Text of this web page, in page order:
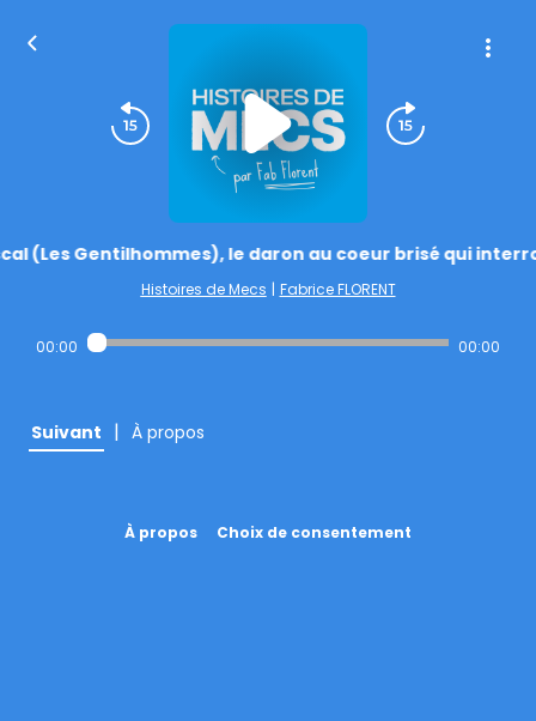
(Les Gentilhommes), le daron au coeur brisé qui
Histoires de Mecs | Fabrice FLORENT
00:00 00:00
Suivant | À propos
À propos Choix de consentement